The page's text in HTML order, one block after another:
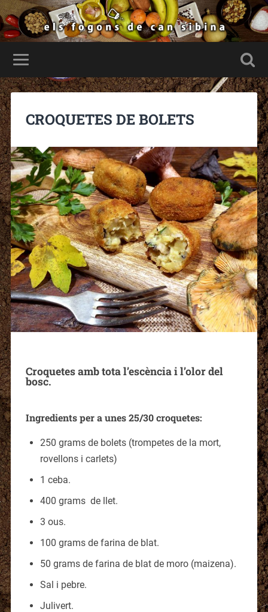
CROQUETES DE BOLETS
Croquetes amb tota l’escència i l’olor del
bosc.
Ingredients per a unes 25/30 croquetes:
250 grams de bolets (trompetes de la mort,
rovellons i carlets)
1 ceba.
400 grams de llet.
3 ous.
100 grams de farina de blat.
50 grams de farina de blat de moro (maizena).
Sal i pebre.
Julivert.